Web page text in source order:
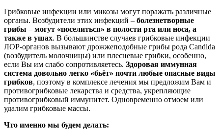
Грибковые инфекции или микозы могут поражать различные
органы. Возбудители этих инфекций – болезнетворные
грибы – могут «поселиться» в полости рта или носа, а
также в ушах. В большинстве случаев грибковые инфекции
ЛОР-органов вызывают дрожжеподобные грибы рода Candida
(возбудитель молочницы) или плесневые грибки, особенно,
если Вы им слабо сопротивляетесь. Здоровая иммунная
система довольно легко «бьёт» почти любые опасные виды
грибков, поэтому в комплексе лечения мы предложим Вам и
противогрибковые лекарства и средства, укрепляющие
противогрибковый иммунитет. Одновременно отмоем или
удалим грибковые массы.
Что именно мы будем делать: